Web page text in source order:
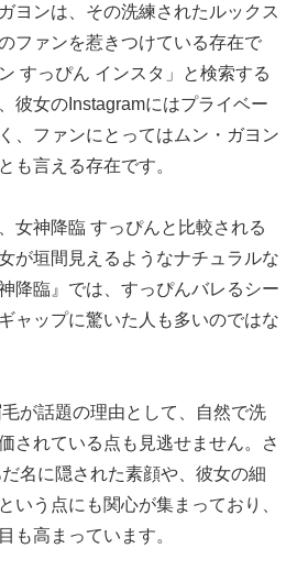
ヨンは、その洗練されたルックス
ファンを惹きつけている存在で
すっぴん インスタ」と検索する
彼女のInstagramにはプライベー
、ファンにとってはムン・ガヨン
も言える存在です。
女神降臨 すっぴんと比較される
が垣間見えるようなナチュラルな
降臨』では、すっぴんバレるシー
ャップに驚いた人も多いのではな
が話題の理由として、自然で洗
されている点も見逃せません。さ
名に隠された素顔や、彼女の細
いう点にも関心が集まっており、
も高まっています。